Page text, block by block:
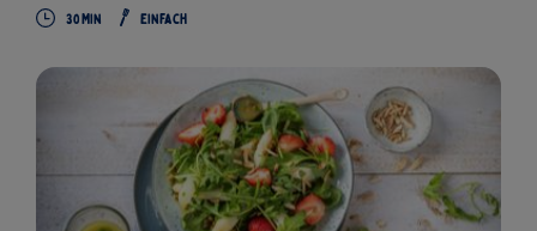
30Min Einfach